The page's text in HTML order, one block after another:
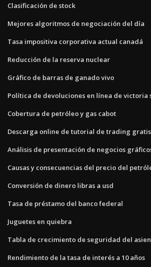
Clasificación de stock
Mejores algoritmos de negociación del día
Tasa impositiva corporativa actual canadá
Reducción de la reserva nuclear
Gráfico de barras de ganado vivo
Política de devoluciones en línea de victoria
Cobertura de petróleo y gas cabot
Descarga online de tutorial de trading gratis
Análisis de presentación de negocios
Causas y consecuencias del precio del
Conversión de dinero libras a usd
Tasa de préstamo del banco federal
Juguetes en quiebra
Tabla de crecimiento de seguridad del
Rendimiento de la tasa de interés a 10 años